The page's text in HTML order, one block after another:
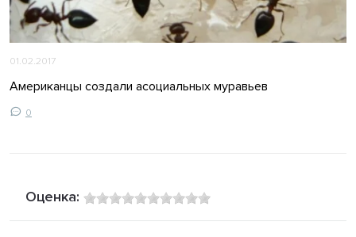
01.02.2017
Американцы создали асоциальных муравьев
0
Оценка: